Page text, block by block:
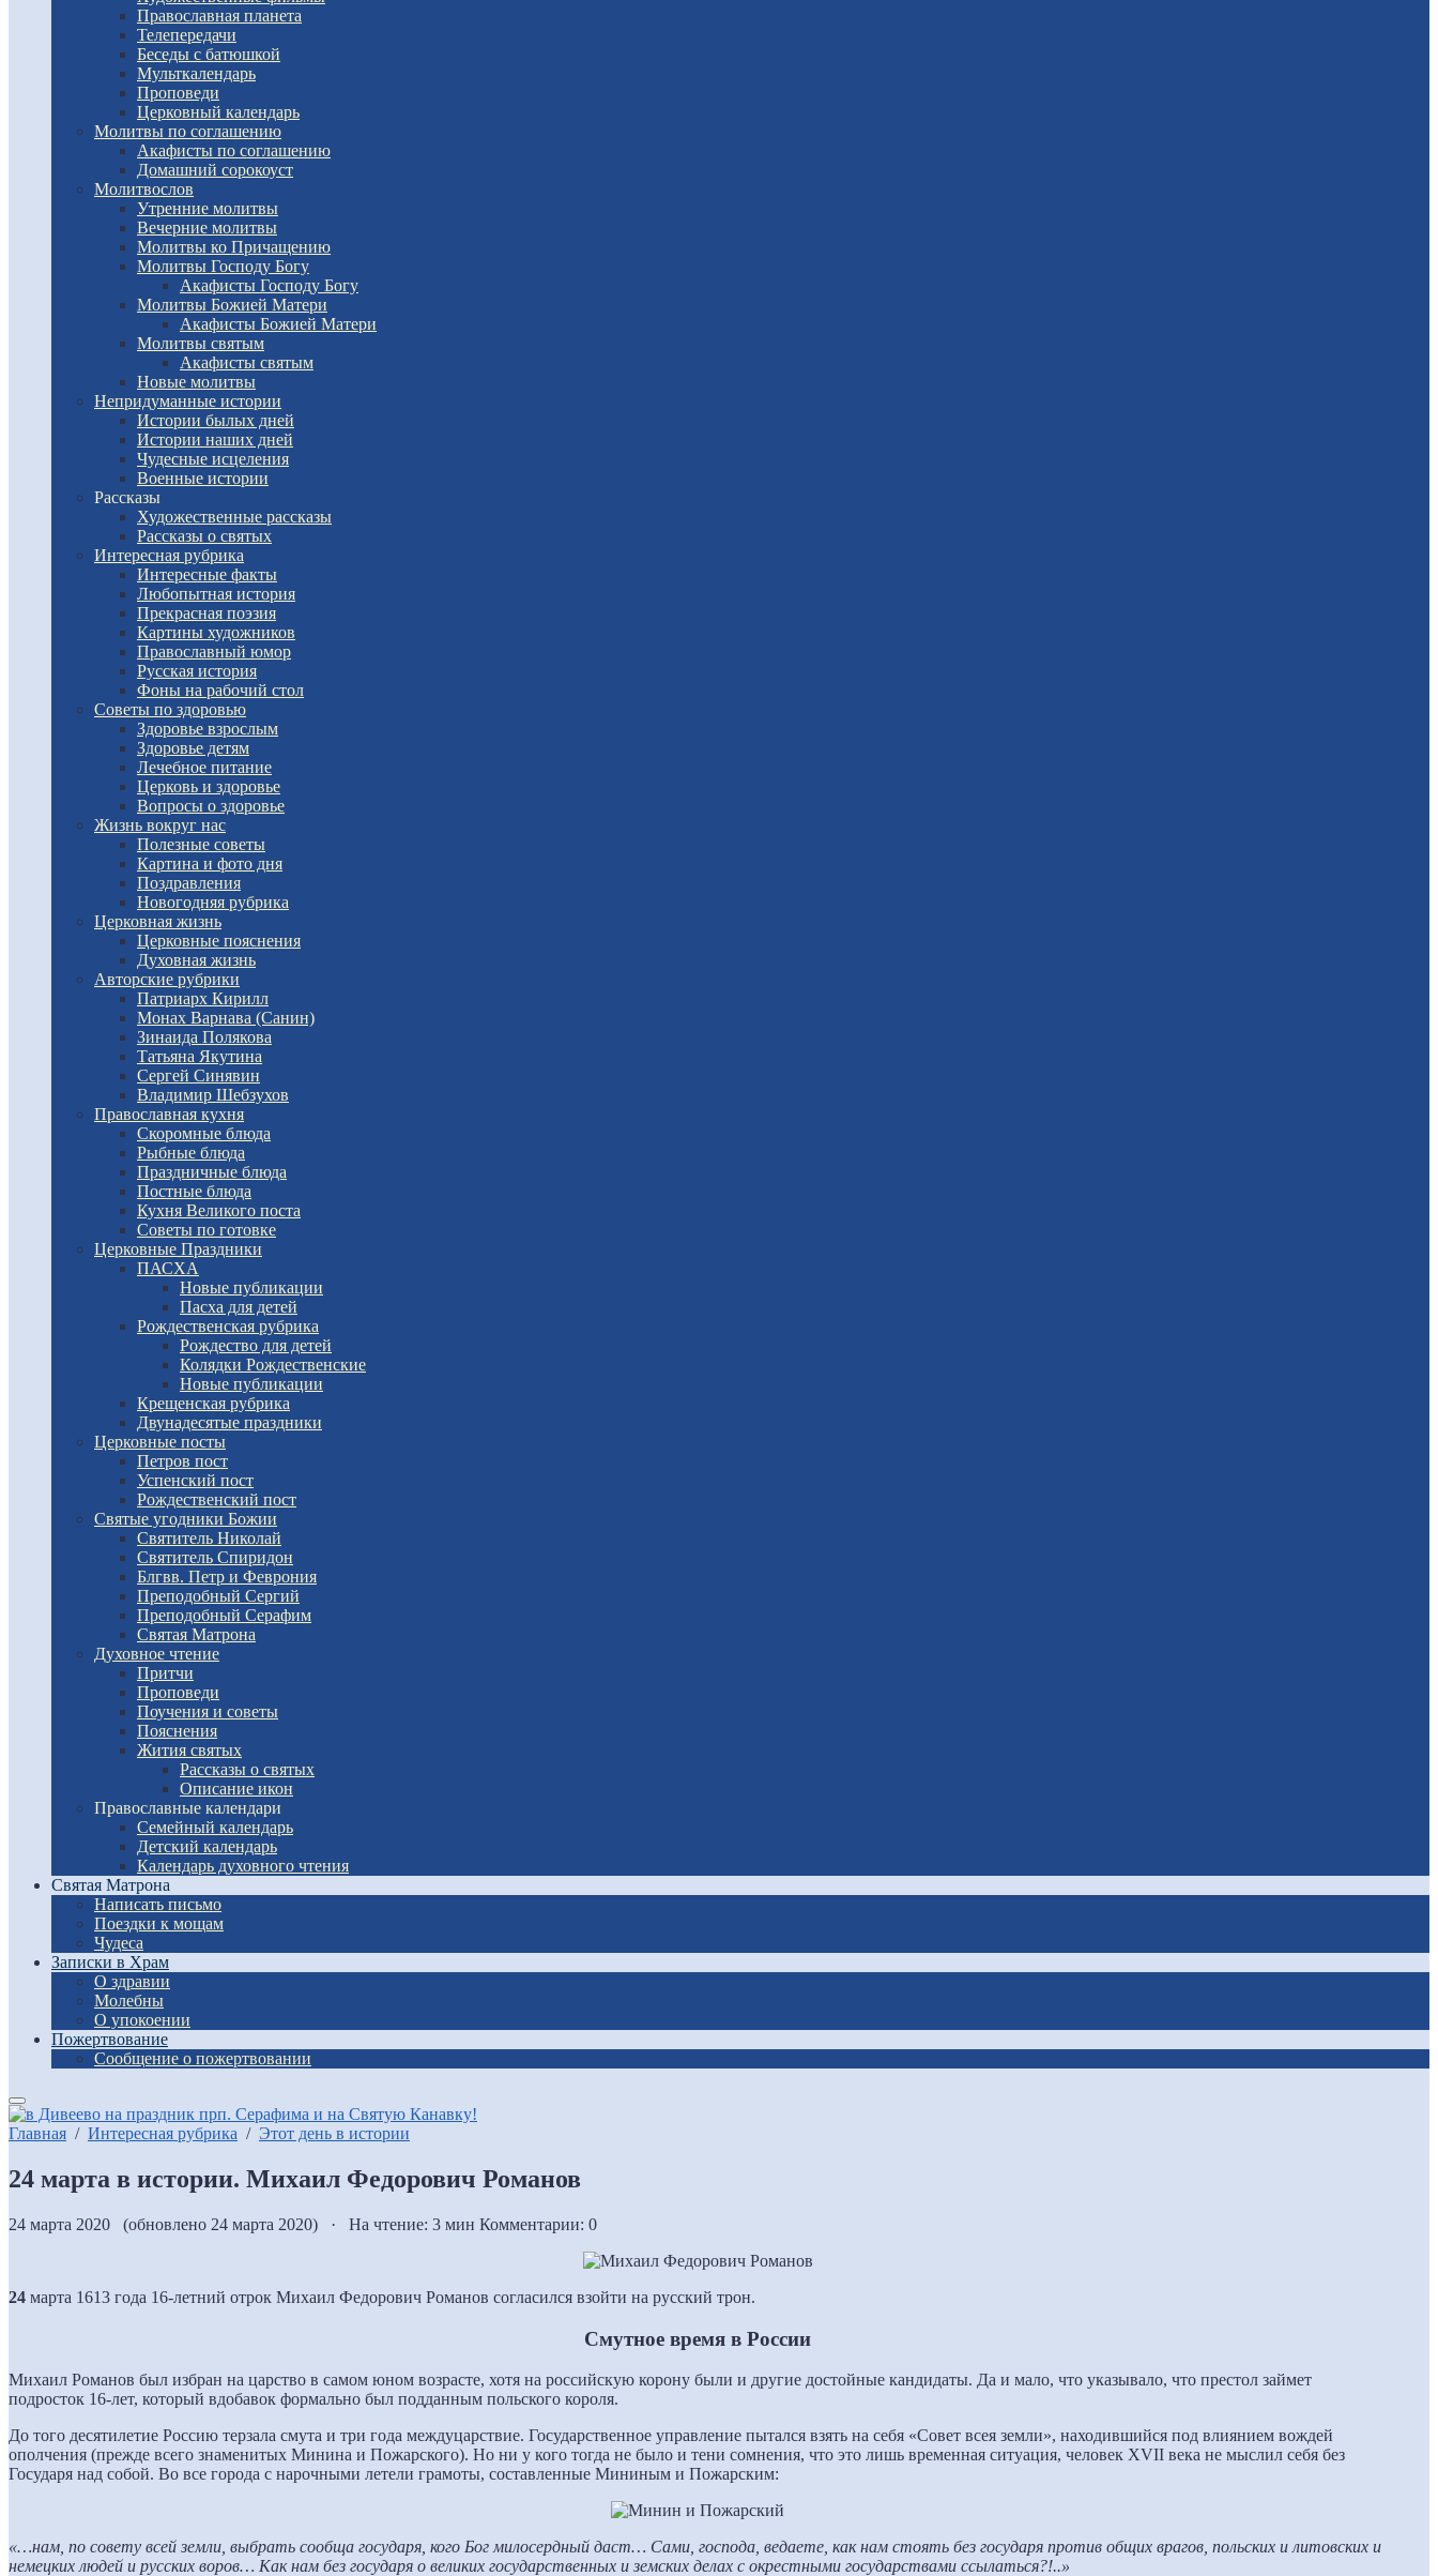
Православная планета
Телепередачи
Беседы с батюшкой
Мульткалендарь
Проповеди
Церковный календарь
Молитвы по соглашению
Акафисты по соглашению
Домашний сорокоуст
Молитвослов
Утренние молитвы
Вечерние молитвы
Молитвы ко Причащению
Молитвы Господу Богу
Акафисты Господу Богу
Молитвы Божией Матери
Акафисты Божией Матери
Молитвы святым
Акафисты святым
Новые молитвы
Непридуманные истории
Истории былых дней
Истории наших дней
Чудесные исцеления
Военные истории
Рассказы
Художественные рассказы
Рассказы о святых
Интересная рубрика
Интересные факты
Любопытная история
Прекрасная поэзия
Картины художников
Православный юмор
Русская история
Фоны на рабочий стол
Советы по здоровью
Здоровье взрослым
Здоровье детям
Лечебное питание
Церковь и здоровье
Вопросы о здоровье
Жизнь вокруг нас
Полезные советы
Картина и фото дня
Поздравления
Новогодняя рубрика
Церковная жизнь
Церковные пояснения
Духовная жизнь
Авторские рубрики
Патриарх Кирилл
Монах Варнава (Санин)
Зинаида Полякова
Татьяна Якутина
Сергей Синявин
Владимир Шебзухов
Православная кухня
Скоромные блюда
Рыбные блюда
Праздничные блюда
Постные блюда
Кухня Великого поста
Советы по готовке
Церковные Праздники
ПАСХА
Новые публикации
Пасха для детей
Рождественская рубрика
Рождество для детей
Колядки Рождественские
Новые публикации
Крещенская рубрика
Двунадесятые праздники
Церковные посты
Петров пост
Успенский пост
Рождественский пост
Святые угодники Божии
Святитель Николай
Святитель Спиридон
Блгвв. Петр и Феврония
Преподобный Сергий
Преподобный Серафим
Святая Матрона
Духовное чтение
Притчи
Проповеди
Поучения и советы
Пояснения
Жития святых
Рассказы о святых
Описание икон
Православные календари
Семейный календарь
Детский календарь
Календарь духовного чтения
Святая Матрона
Написать письмо
Поездки к мощам
Чудеса
Записки в Храм
О здравии
Молебны
О упокоении
Пожертвование
Сообщение о пожертвовании
Главная / Интересная рубрика / Этот день в истории
24 марта в истории. Михаил Федорович Романов
24 марта 2020 (обновлено 24 марта 2020) · На чтение: 3 мин Комментарии: 0
24 марта 1613 года 16-летний отрок Михаил Федорович Романов согласился взойти на русский трон.
Смутное время в России
Михаил Романов был избран на царство в самом юном возрасте, хотя на российскую корону были и другие достойные кандидаты. Да и мало, что указывало, что престол займет
подросток 16-лет, который вдобавок формально был подданным польского короля.
До того десятилетие Россию терзала смута и три года междуцарствие. Государственное управление пытался взять на себя «Совет всея земли», находившийся под влиянием вождей
ополчения (прежде всего знаменитых Минина и Пожарского). Но ни у кого тогда не было и тени сомнения, что это лишь временная ситуация, человек XVII века не мыслил себя без
Государя над собой. Во все города с нарочными летели грамоты, составленные Мининым и Пожарским:
«…нам, по совету всей земли, выбрать сообща государя, кого Бог милосердный даст… Сами, господа, ведаете, как нам стоять без государя против общих врагов, польских и литовских и
немецких людей и русских воров… Как нам без государя о великих государственных и земских делах с окрестными государствами ссылаться?!..»